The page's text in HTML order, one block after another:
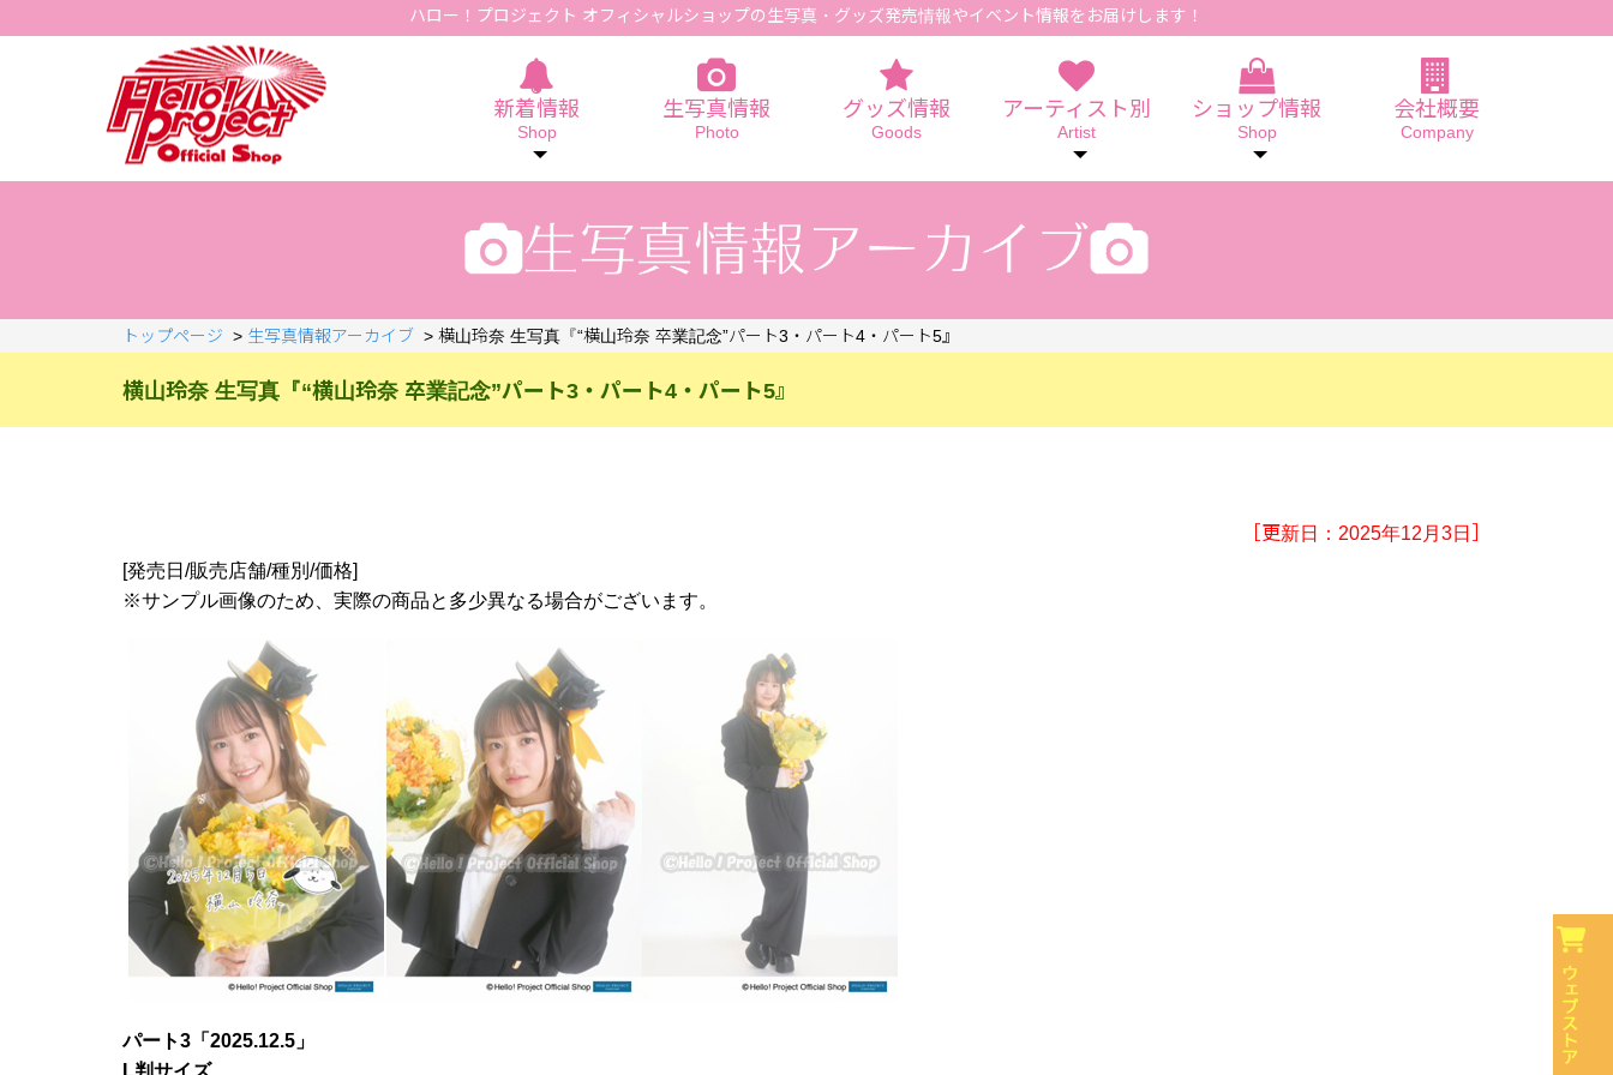
ハロー！プロジェクト オフィシャルショップの生写真 ・グッズ発売情報やイベント情報をお届けします！
新着情報
Shop
生写真情報
Photo
グッズ情報
Goods
アーティスト別
Artist
ショップ情報
Shop
会社概要
Company
トップページ > 生写真情報アーカイブ > 横山玲奈 生写真『“横山玲奈 卒業記念”パート3・パート4・パート5』
横山玲奈 生写真『“横山玲奈 卒業記念”パート3・パート4・パート5』
［更新日：2025年12月3日］
[発売日/販売店舗/種別/価格]
※サンプル画像のため、実際の商品と多少異なる場合がございます。
パート3 「2025.12.5」